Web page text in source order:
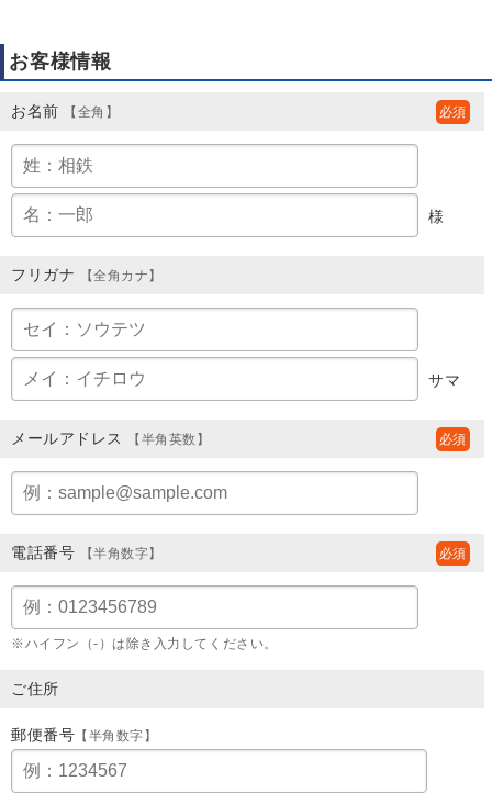
お客様情報
お名前 【全角】
様
フリガナ 【全角カナ】
サマ
メールアドレス 【半角英数】
電話番号 【半角数字】
※ハイフン（-）は除き入力してください。
ご住所
郵便番号 【半角数字】